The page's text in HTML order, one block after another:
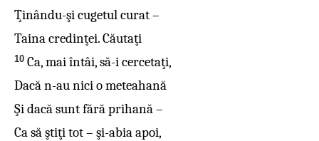
Ţinându-şi cugetul curat –
Taina credinţei. Căutaţi
10 Ca, mai întâi, să-i cercetaţi,
Dacă n-au nici o meteahană
Şi dacă sunt fără prihană –
Ca să ştiţi tot – şi-abia apoi,